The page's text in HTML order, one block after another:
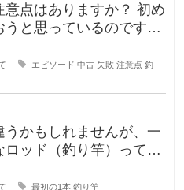
はありますか？ 初め
と思っているのです
エピソード 中古 失敗 注意点 釣
かもしれませんが、一
ッド（釣り竿）ってど
最初の1本 釣り竿